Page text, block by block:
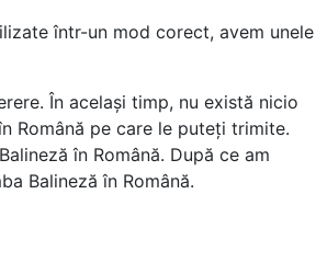
într-un mod corect, avem unele
În același timp, nu există nicio
Română pe care le puteți trimite.
în Română. După ce am
Balineză în Română.